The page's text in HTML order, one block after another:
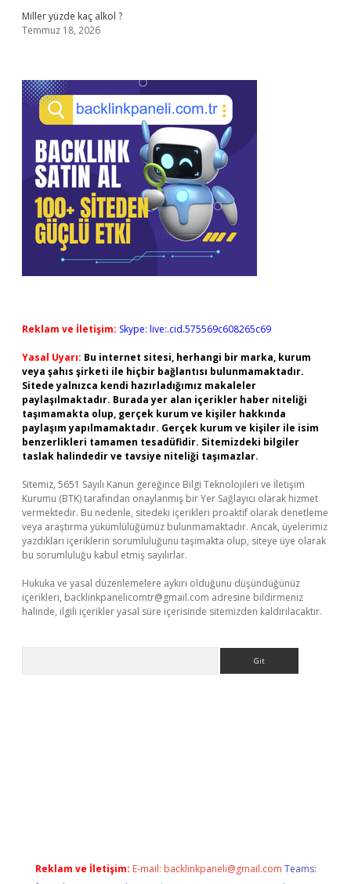
Miller yüzde kaç alkol ?
Temmuz 18, 2026
Reklam ve İletişim: Skype: live:.cid.575569c608265c69
Yasal Uyarı: Bu internet sitesi, herhangi bir marka, kurum
veya şahıs şirketi ile hiçbir bağlantısı bulunmamaktadır.
Sitede yalnızca kendi hazırladığımız makaleler
paylaşılmaktadır. Burada yer alan içerikler haber niteliği
taşımamakta olup, gerçek kurum ve kişiler hakkında
paylaşım yapılmamaktadır. Gerçek kurum ve kişiler ile isim
benzerlikleri tamamen tesadüfidir. Sitemizdeki bilgiler
taslak halindedir ve tavsiye niteliği taşımazlar.
Sitemiz, 5651 Sayılı Kanun gereğince Bilgi Teknolojileri ve İletişim
Kurumu (BTK) tarafından onaylanmış bir Yer Sağlayıcı olarak hizmet
vermektedir. Bu nedenle, sitedeki içerikleri proaktif olarak denetleme
veya araştırma yükümlülüğümüz bulunmamaktadır. Ancak, üyelerimiz
yazdıkları içeriklerin sorumluluğunu taşımakta olup, siteye üye olarak
bu sorumluluğu kabul etmiş sayılırlar.
Hukuka ve yasal düzenlemelere aykırı olduğunu düşündüğünüz
içerikleri, backlinkpanelicomtr@gmail.com adresine bildirmeniz
halinde, ilgili içerikler yasal süre içerisinde sitemizden kaldırılacaktır.
Reklam ve İletişim: E-mail: backlinkpaneli@gmail.com Teams: